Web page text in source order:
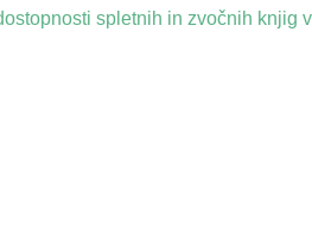
spletnih in zvočnih knjig v